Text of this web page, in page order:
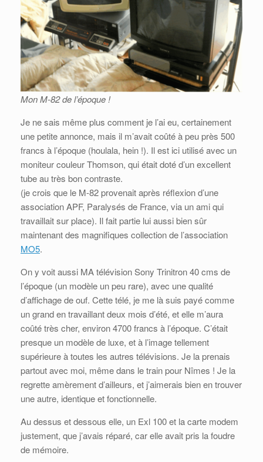
Mon M-82 de l’époque !
Je ne sais même plus comment je l’ai eu, certainement
une petite annonce, mais il m’avait coûté à peu près 500
francs à l’époque (houlala, hein !). Il est ici utilisé avec un
moniteur couleur Thomson, qui était doté d’un excellent
tube au très bon contraste.
(je crois que le M-82 provenait après réflexion d’une
association APF, Paralysés de France, via un ami qui
travaillait sur place). Il fait partie lui aussi bien sûr
maintenant des magnifiques collection de l’association
MO5.
On y voit aussi MA télévision Sony Trinitron 40 cms de
l’époque (un modèle un peu rare), avec une qualité
d’affichage de ouf. Cette télé, je me là suis payé comme
un grand en travaillant deux mois d’été, et elle m’aura
coûté très cher, environ 4700 francs à l’époque. C’était
presque un modèle de luxe, et à l’image tellement
supérieure à toutes les autres télévisions. Je la prenais
partout avec moi, même dans le train pour Nîmes ! Je la
regrette amèrement d’ailleurs, et j’aimerais bien en trouver
une autre, identique et fonctionnelle.
Au dessus et dessous elle, un Exl 100 et la carte modem
justement, que j’avais réparé, car elle avait pris la foudre
de mémoire.